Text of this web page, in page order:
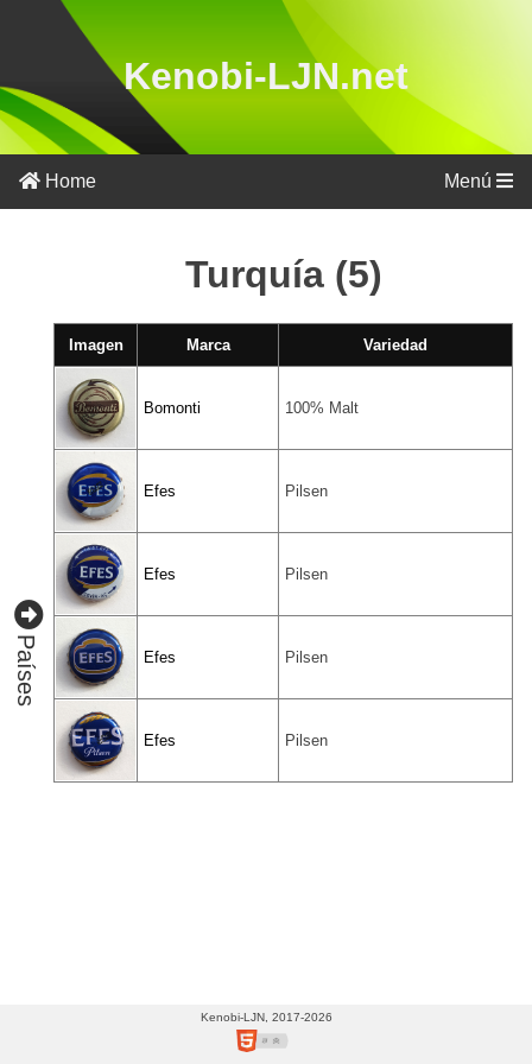
Kenobi-LJN.net
Home Menú
Alemania
Austria
(15)
Bélgica
(212)
Brasil
(12)
Bulgaria
(3)
Canadá
(49)
China
(15)
Colombia
Costa
Rica
Países
Turquía (5)
Imagen Marca Variedad
Bomonti 100% Malt
Efes Pilsen
Efes Pilsen
Efes Pilsen
Efes Pilsen
Kenobi-LJN, 2017-2026